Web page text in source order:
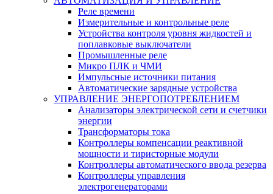
Реле времени
Измерительные и контрольные реле
Устройства контроля уровня жидкостей и
поплавковые выключатели
Промышленные реле
Микро ПЛК и ЧМИ
Импульсные источники питания
Автоматические зарядные устройства
УПРАВЛЕНИЕ ЭНЕРГОПОТРЕБЛЕНИЕМ
Анализаторы электрической сети и счетчики
энергии
Трансформаторы тока
Контроллеры компенсации реактивной
мощности и тиристорные модули
Контроллеры автоматического ввода резерва
Контроллеры управления
электрогенераторами